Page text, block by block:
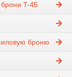
T-45
броню